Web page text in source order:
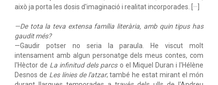
això ja porta les dosis d'imaginació i realitat incorporades. [···]
—De tota la teva extensa família literària, amb quin tipus has
gaudit més?
—Gaudir potser no seria la paraula. He viscut molt
intensament amb algun personatge dels meus contes, com
l'Hèctor de La infinitud dels parcso el Miquel Duran i l'Hélène
Desnos de Les línies de l'atzar; també he estat mirant el món